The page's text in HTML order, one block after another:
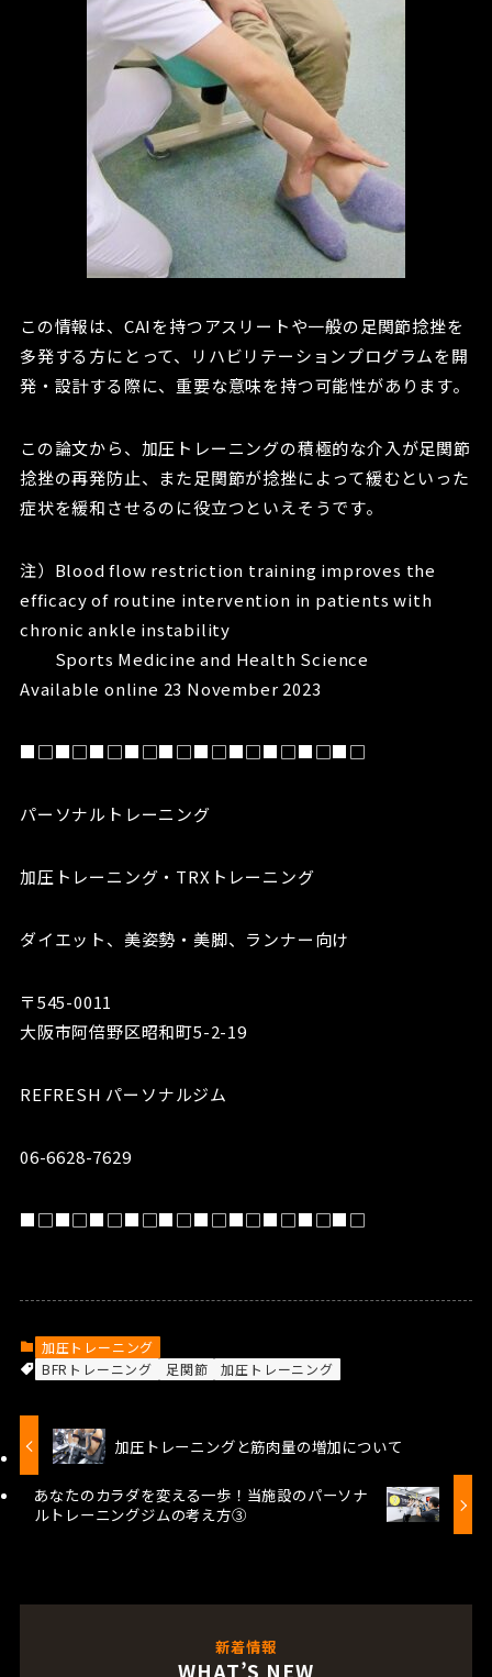
この情報は、CAIを持つアスリートや一般の足関節捻挫を
多発する方にとって、リハビリテーションプログラムを開
発・設計する際に、重要な意味を持つ可能性があります。
この論文から、加圧トレーニングの積極的な介入が足関節
捻挫の再発防止、また足関節が捻挫によって緩むといった
症状を緩和させるのに役立つといえそうです。
注）Blood flow restriction training improves the
efficacy of routine intervention in patients with
chronic ankle instability
Sports Medicine and Health Science
Available online 23 November 2023
■□■□■□■□■□■□■□■□■□■□
パーソナルトレーニング
加圧トレーニング・TRXトレーニング
ダイエット、美姿勢・美脚、ランナー向け
〒545-0011
大阪市阿倍野区昭和町5-2-19
REFRESH パーソナルジム
06-6628-7629
■□■□■□■□■□■□■□■□■□■□
加圧トレーニング
BFRトレーニング
足関節 加圧トレーニング
加圧トレーニングと筋肉量の増加について
あなたのカラダを変える一歩！当施設のパーソナ
ルトレーニングジムの考え方③
新着情報
WHAT’S NEW